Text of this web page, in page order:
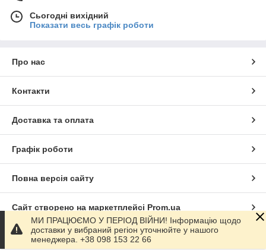
Сьогодні вихідний
Показати весь графік роботи
Про нас
Контакти
Доставка та оплата
Графік роботи
Повна версія сайту
Сайт створено на маркетплейсі Prom.ua
Політика конфіденційності
МИ ПРАЦЮЄМО У ПЕРІОД ВІЙНИ! Інформацію щодо
доставки у вибраний регіон уточнюйте у нашого
менеджера. +38 098 153 22 66